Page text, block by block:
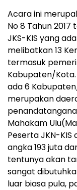
Acara ini
No 8 Tahun
JKS-KIS yang
melibatkan 13
termasuk
Kabupaten/
ada 6
merupakan
Mahakam
Peserta JKN-
angka 193 juta
tentunya akan
sangat
luar biasa pula,